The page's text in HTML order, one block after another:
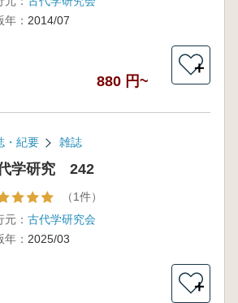
年： 2014/07
880 円~
＋
・紀要 雑誌
学研究 242
（1件）
元： 古代学研究会
年： 2025/03
＋